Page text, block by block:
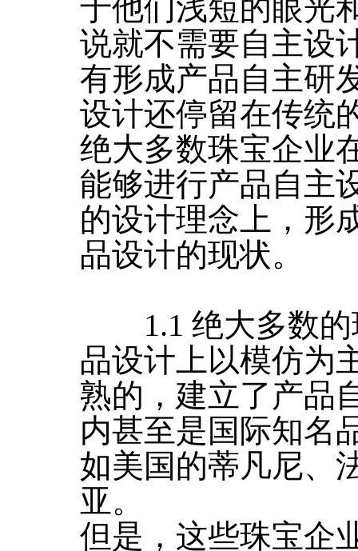
于他们浅短的眼光
说就不需要自主设
有形成产品自主研
设计还停留在传统
绝大多数珠宝企业
能够进行产品自主
的设计理念上，形
品设计的现状。
1.1 绝大多数的
品设计上以模仿为
熟的，建立了产品
内甚至是国际知名
如美国的蒂凡尼、
亚。
但是，这些珠宝企